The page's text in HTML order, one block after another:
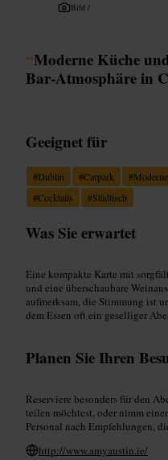
Bild /
“Moderne Küche
Bar‑Atmosphäre in
Geeignet für
#Dublin #Carpark #
#Cocktails #Städtisch
Was Sie erwartet
Eine kompakte Karte mit
und eine überschaubare
aufmerksam, die Stimmung ist
dem Essen oft ein geselliger
Planen Sie Ihren
Reserviere besonders für den
teilen möchtest, oder nimm
Personal nach Empfehlungen,
http://www.amyaustin.ie/